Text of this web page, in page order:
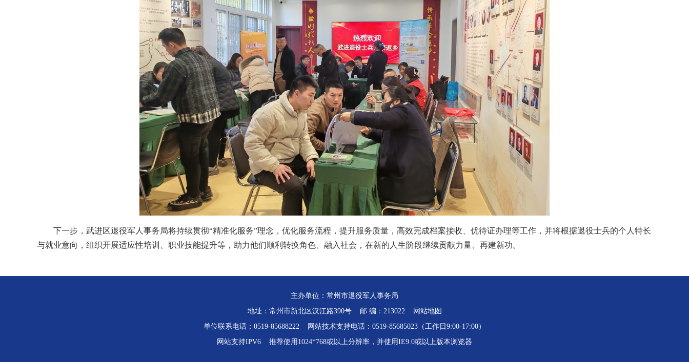
下一步，武进区退役军人事务局将持续贯彻“精准化服务”理念，优化服务流程，提升服务质量，高效完成档案接收、优待证办理等工作，并将根据退役士兵的个人特长
与就业意向，组织开展适应性培训、职业技能提升等，助力他们顺利转换角色、融入社会，在新的人生阶段继续贡献力量、再建新功。
主办单位：常州市退役军人事务局
地址：常州市新北区汉江路390号 邮 编：213022
网站地图
单位联系电话：0519-85688222 网站技术支持电话：0519-85685023（工作日9:00-17:00）
网站支持IPV6 推荐使用1024*768或以上分辨率，并使用IE9.0或以上版本浏览器